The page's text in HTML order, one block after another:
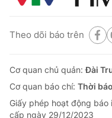
Theo dõi báo trên
Cơ quan chủ quản:Đài
Cơ quan báo chí: Thời
Giấy phép hoạt động
cấp ngày 29/12/2023